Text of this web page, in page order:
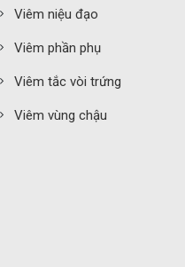
Viêm niệu đạo
Viêm phần phụ
Viêm tắc vòi trứng
Viêm vùng chậu